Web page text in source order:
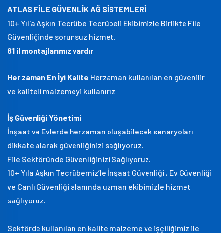
ATLAS FİLE GÜVENLİK AĞ SİSTEMLERİ
10+ Yıl'a Aşkın Tecrübe Tecrübeli Ekibimizle Birlikte File
Güvenliğinde sorunsuz hizmet.
81 il montajlarımız vardır
Her zaman En İyi Kalite Herzaman kullanılan en güvenilir
ve kaliteli malzemeyi kullanırız
İş Güvenliği Yönetimi
İnşaat ve Evlerde herzaman oluşabilecek senaryoları
dikkate alarak güvenliğinizi sağlıyoruz.
File Sektöründe Güvenliğinizi Sağlıyoruz.
10+ Yıla Aşkın Tecrübemiz’le İnşaat Güvenliği , Ev Güvenliği
ve Canlı Güvenliği alanında uzman ekibimizle hizmet
sağlıyoruz.
Sektörde kullanılan en kalite malzeme ve işçiliğimiz ile